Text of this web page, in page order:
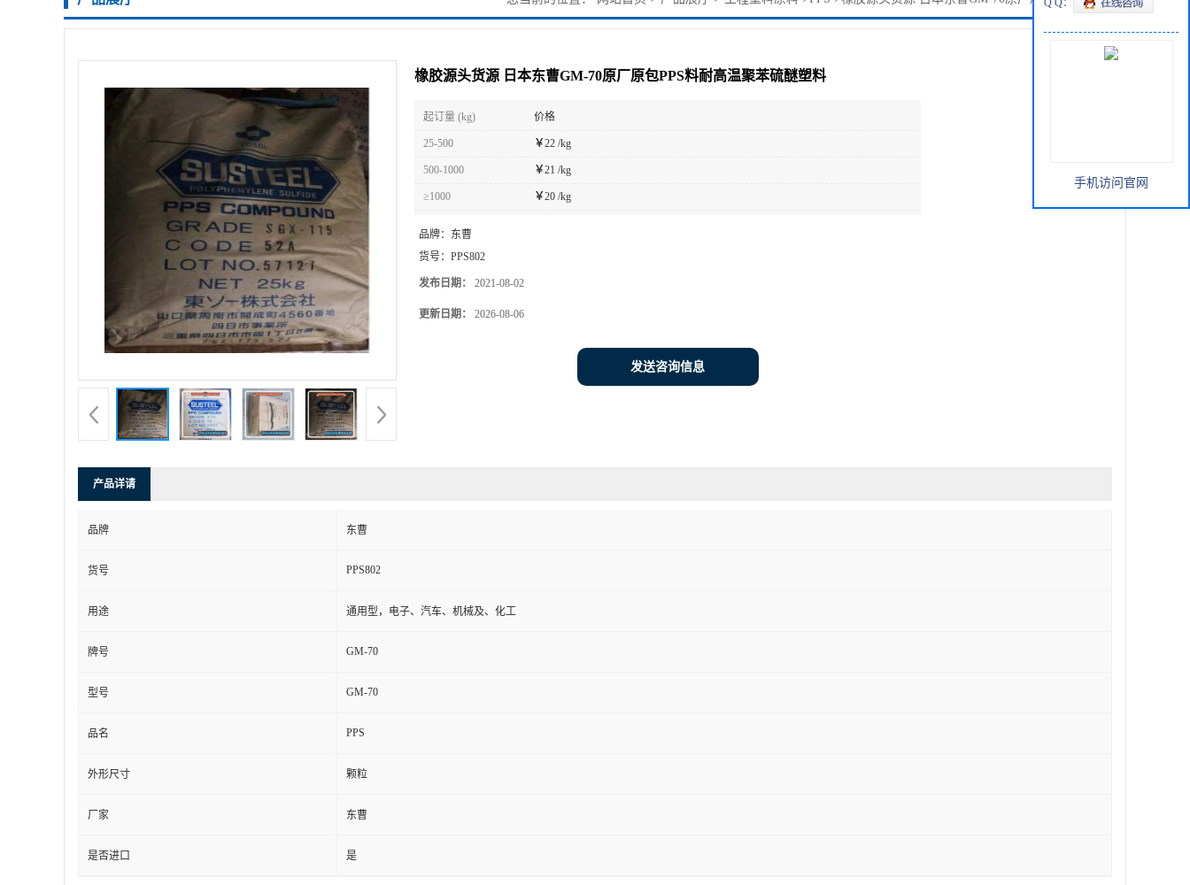
聚苯硫醚塑料
橡胶源头货源 日本东曹GM-70原厂原包PPS料耐高温聚苯硫醚塑料
起订量 (kg) 价格
25-500 ￥22 /kg
500-1000 ￥21 /kg
≥1000 ￥20 /kg
品牌： 东曹
货号： PPS802
发布日期： 2021-08-02
更新日期： 2026-08-06
发送咨询信息
产品详请
品牌 东曹
货号 PPS802
用途 通用型，电子、汽车、机械及、化工
牌号 GM-70
型号 GM-70
品名 PPS
外形尺寸 颗粒
厂家 东曹
是否进口 是
Q Q：
手机访问官网